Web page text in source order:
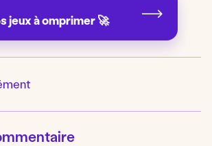
jeux à omprimer 🚀